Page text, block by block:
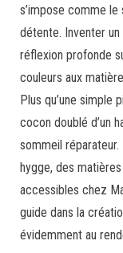
s’impose comme
détente. Inventer
réflexion profonde
couleurs aux
Plus qu’une simple
cocon doublé d’un
sommeil
hygge, des
accessibles chez
guide dans la
évidemment au